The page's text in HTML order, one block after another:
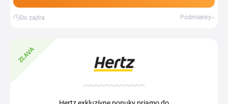
Do zajtra Podmienky
ZĽAVA